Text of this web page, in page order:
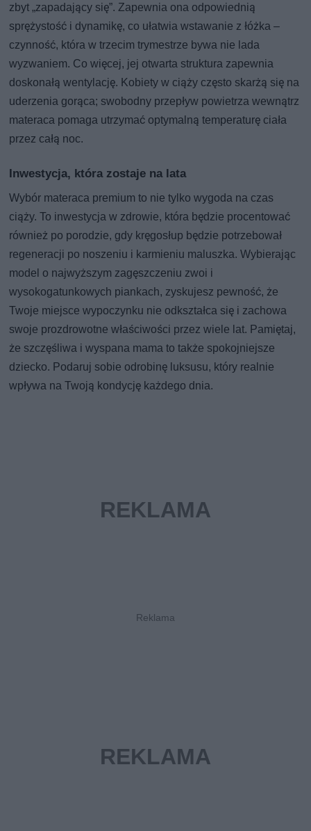
zbyt „zapadający się”. Zapewnia ona odpowiednią
sprężystość i dynamikę, co ułatwia wstawanie z łóżka –
czynność, która w trzecim trymestrze bywa nie lada
wyzwaniem. Co więcej, jej otwarta struktura zapewnia
doskonałą wentylację. Kobiety w ciąży często skarżą się na
uderzenia gorąca; swobodny przepływ powietrza wewnątrz
materaca pomaga utrzymać optymalną temperaturę ciała
przez całą noc.
Inwestycja, która zostaje na lata
Wybór materaca premium to nie tylko wygoda na czas
ciąży. To inwestycja w zdrowie, która będzie procentować
również po porodzie, gdy kręgosłup będzie potrzebował
regeneracji po noszeniu i karmieniu maluszka. Wybierając
model o najwyższym zagęszczeniu zwoi i
wysokogatunkowych piankach, zyskujesz pewność, że
Twoje miejsce wypoczynku nie odkształca się i zachowa
swoje prozdrowotne właściwości przez wiele lat. Pamiętaj,
że szczęśliwa i wyspana mama to także spokojniejsze
dziecko. Podaruj sobie odrobinę luksusu, który realnie
wpływa na Twoją kondycję każdego dnia.